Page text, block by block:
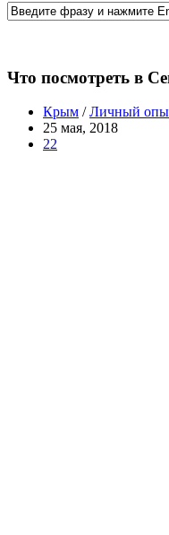
Что посмотреть в
Крым /Личный
25 мая, 2018
22